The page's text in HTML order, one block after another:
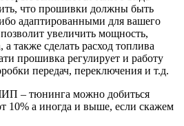
что прошивки должны быть
адаптированными для вашего
увеличить мощность,
также сделать расход топлива
прошивка регулирует и работу
передач, переключения и т.д.
– тюнинга можно добиться
10% а иногда и выше, если скажем